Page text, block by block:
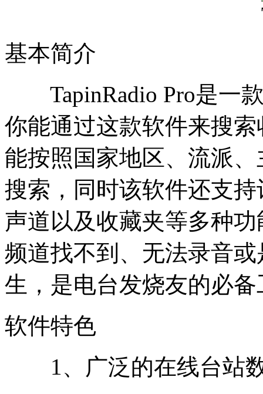
基本简介
TapinRadio Pro是一
你能通过这款软件来搜
能按照国家地区、流派
搜索，同时该软件还支
声道以及收藏夹等多种
频道找不到、无法录音
生，是电台发烧友的必备
软件特色
1、广泛的在线台站